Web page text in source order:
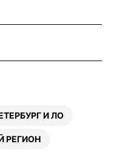
И ЛО
РЕГИОН